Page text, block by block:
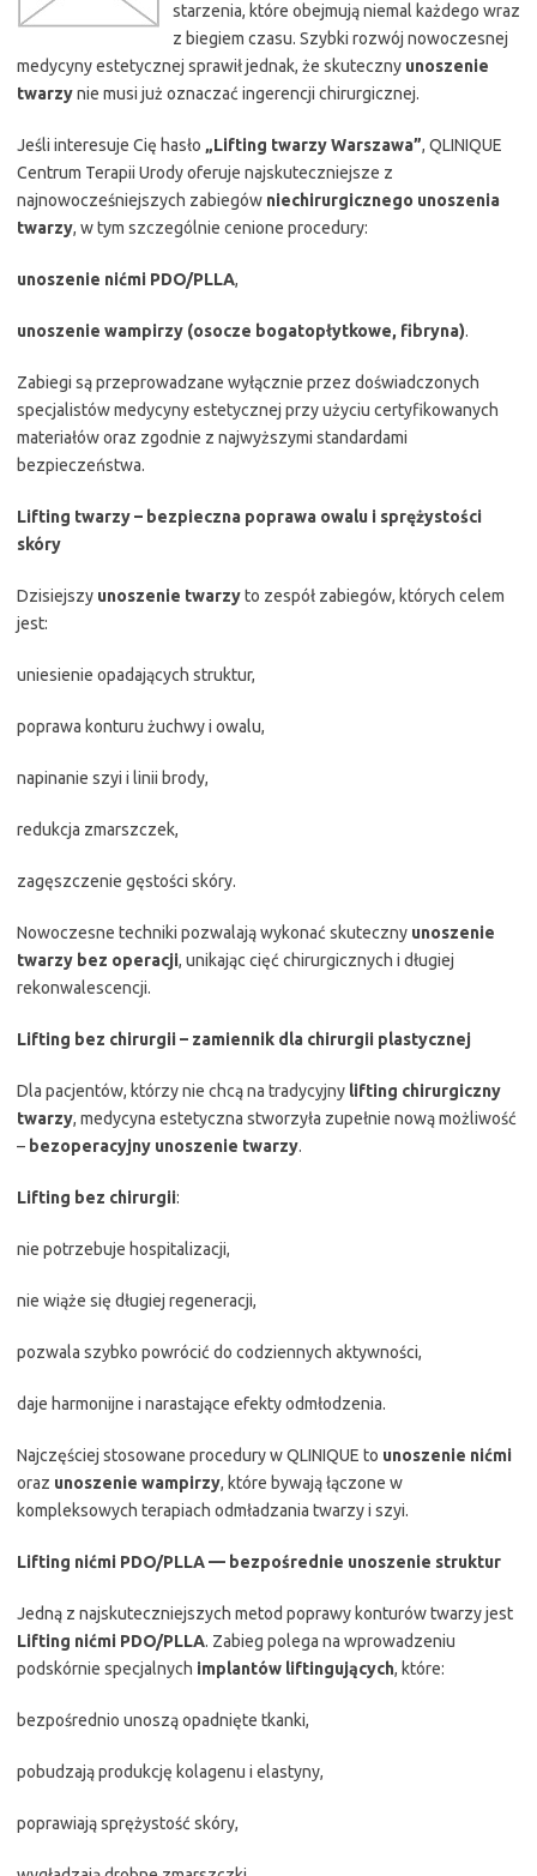
starzenia, które obejmują niemal każdego wraz
z biegiem czasu. Szybki rozwój nowoczesnej
medycyny estetycznej sprawił jednak, że skuteczny unoszenie
twarzynie musi już oznaczać ingerencji chirurgicznej.
Jeśli interesuje Cię hasło „Lifting twarzy Warszawa”, QLINIQUE
Centrum Terapii Urody oferuje najskuteczniejsze z
najnowocześniejszych zabiegów niechirurgicznego unoszenia
twarzy, w tym szczególnie cenione procedury:
unoszenie nićmi PDO/PLLA,
unoszenie wampirzy (osocze bogatopłytkowe, fibryna).
Zabiegi są przeprowadzane wyłącznie przez doświadczonych
specjalistów medycyny estetycznej przy użyciu certyfikowanych
materiałów oraz zgodnie z najwyższymi standardami
bezpieczeństwa.
Lifting twarzy – bezpieczna poprawa owalu i sprężystości
skóry
Dzisiejszy unoszenie twarzyto zespół zabiegów, których celem
jest:
uniesienie opadających struktur,
poprawa konturu żuchwy i owalu,
napinanie szyi i linii brody,
redukcja zmarszczek,
zagęszczenie gęstości skóry.
Nowoczesne techniki pozwalają wykonać skuteczny unoszenie
twarzy bez operacji, unikając cięć chirurgicznych i długiej
rekonwalescencji.
Lifting bez chirurgii – zamiennik dla chirurgii plastycznej
Dla pacjentów, którzy nie chcą na tradycyjny lifting chirurgiczny
twarzy, medycyna estetyczna stworzyła zupełnie nową możliwość
– bezoperacyjny unoszenie twarzy.
Lifting bez chirurgii:
nie potrzebuje hospitalizacji,
nie wiąże się długiej regeneracji,
pozwala szybko powrócić do codziennych aktywności,
daje harmonijne i narastające efekty odmłodzenia.
Najczęściej stosowane procedury w QLINIQUE to unoszenie nićmi
oraz unoszenie wampirzy, które bywają łączone w
kompleksowych terapiach odmładzania twarzy i szyi.
Lifting nićmi PDO/PLLA — bezpośrednie unoszenie struktur
Jedną z najskuteczniejszych metod poprawy konturów twarzy jest
Lifting nićmi PDO/PLLA. Zabieg polega na wprowadzeniu
podskórnie specjalnych implantów liftingujących, które:
bezpośrednio unoszą opadnięte tkanki,
pobudzają produkcję kolagenu i elastyny,
poprawiają sprężystość skóry,